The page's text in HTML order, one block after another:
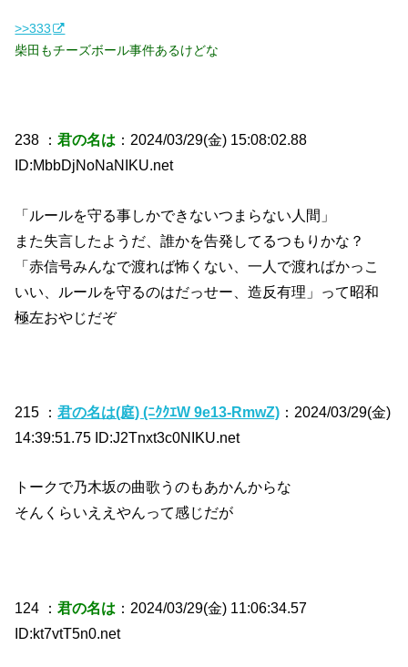
>>333
柴田もチーズボール事件あるけどな
238 ：君の名は ：2024/03/29(金) 15:08:02.88
ID:MbbDjNoNaNIKU.net
「ルールを守る事しかできないつまらない人間」
また失言したようだ、誰かを告発してるつもりかな？
「赤信号みんなで渡れば怖くない、一人で渡ればかっこ
いい、ルールを守るのはだっせー、造反有理」って昭和
極左おやじだぞ
215 ：君の名は(庭) (ﾆｸｸｴW 9e13-RmwZ) ：2024/03/29(金)
14:39:51.75 ID:J2Tnxt3c0NIKU.net
トークで乃木坂の曲歌うのもあかんからな
そんくらいええやんって感じだが
124 ：君の名は ：2024/03/29(金) 11:06:34.57
ID:kt7vtT5n0.net